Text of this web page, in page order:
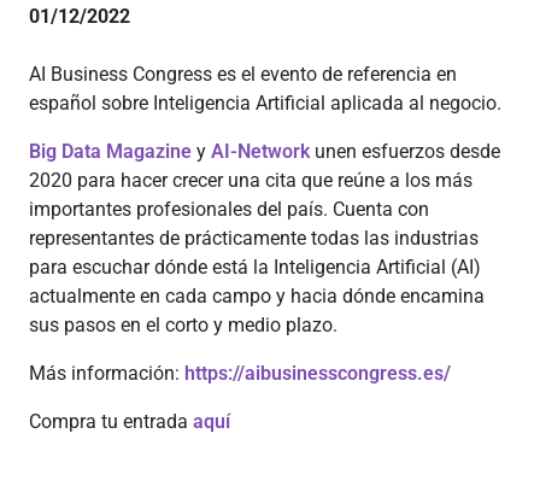
01/12/2022
AI Business Congress es el evento de referencia en
español sobre Inteligencia Artificial aplicada al negocio.
Big Data Magazine y AI-Networkunen esfuerzos desde
2020 para hacer crecer una cita que reúne a los más
importantes profesionales del país. Cuenta con
representantes de prácticamente todas las industrias
para escuchar dónde está la Inteligencia Artificial (AI)
actualmente en cada campo y hacia dónde encamina
sus pasos en el corto y medio plazo.
Más información: https://aibusinesscongress.es/
Compra tu entrada aquí